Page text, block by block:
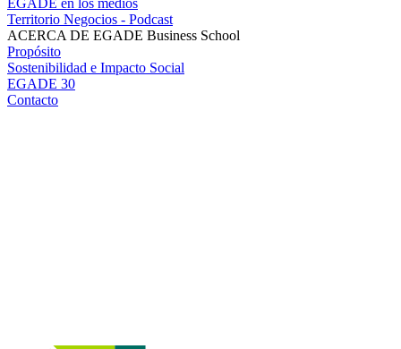
EGADE en los medios
Territorio Negocios - Podcast
ACERCA DE EGADE Business School
Propósito
Sostenibilidad e Impacto Social
EGADE 30
Contacto